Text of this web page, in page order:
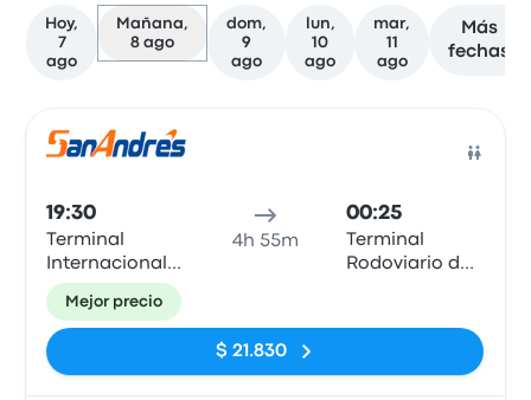
Hoy,
7
ago
Mañana,
8 ago
dom,
9
ago
lun,
10
ago
mar,
11
ago
Más
fechas
19:30
Terminal
Internacional
Arica
4h 55m
00:25
Terminal
Rodoviario de
Mejor precio
$ 21.830